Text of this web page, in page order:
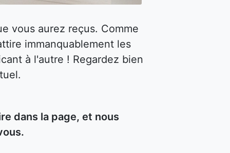
vous aurez reçus. Comme
immanquablement les
à l'autre ! Regardez bien
dans la page, et nous